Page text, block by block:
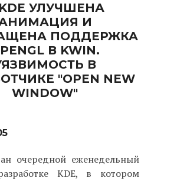
УЛУЧШЕНА
И
ПОДДЕРЖКА
В KWIN.
В
"OPEN NEW
WINDOW"
очередной еженедельный
KDE, в котором